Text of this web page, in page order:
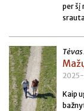
per šį
2025-
Kaip